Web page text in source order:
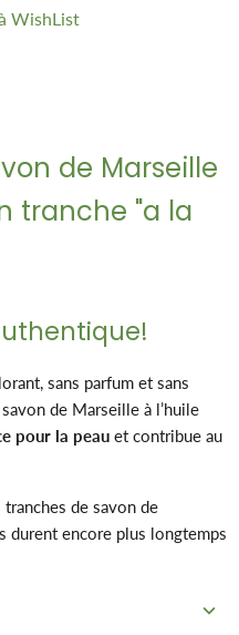
WishList
de Marseille
tranche "a la
sans parfum et sans
de Marseille à l’huile
pour la peau et contribue au
de savon de
durent encore plus longtemps